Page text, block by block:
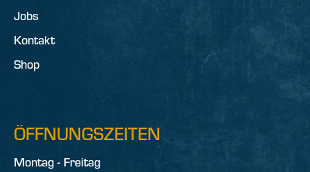
Jobs
Kontakt
Shop
ÖFFNUNGSZEITEN
Montag - Freitag